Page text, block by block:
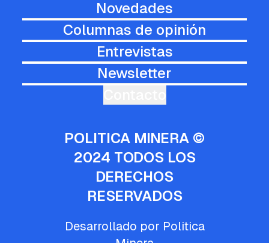
Novedades
Columnas de opinión
Entrevistas
Newsletter
POLITICA MINERA ©
2024 TODOS LOS
DERECHOS
RESERVADOS
Desarrollado por Politica